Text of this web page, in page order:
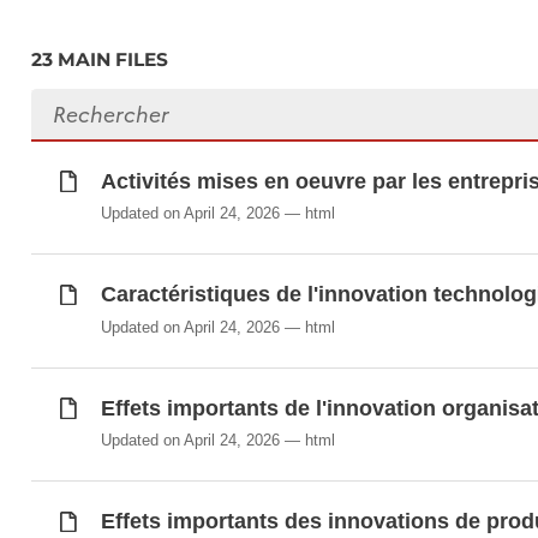
Entreprises innovantes en matière de
Entreprises innovantes en matière de
Entreprises innovantes en matière de
Entreprises innovatrices par secteur
Méthodes de protection des innovations
Pratiques de gestion de la connaissance
Sources d'information des entreprises
Synchronisé automatiquement depuis labase de
23 MAIN FILES
Search files
Activités mises en oeuvre par les
Updated on April 24, 2026 html
Caractéristiques de l'innovation
Updated on April 24, 2026 html
Effets importants de l'innovation
Updated on April 24, 2026 html
Effets importants des innovations de